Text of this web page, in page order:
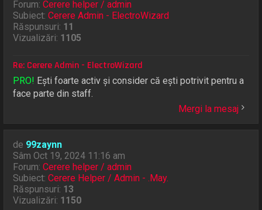
Forum:Cerere helper / admin
Subiect:Cerere Admin - ElectroWizard
Răspunsuri: 11
Vizualizări: 1105
Re: Cerere Admin - ElectroWizard
PRO! Ești foarte activ și consider că ești potrivit pentru a
face parte din staff.
Mergi la mesaj
de 99zaynn
Sâm Oct 19, 2024 11:16 am
Forum:Cerere helper / admin
Subiect:Cerere Helper / Admin - .May.
Răspunsuri: 13
Vizualizări: 1150